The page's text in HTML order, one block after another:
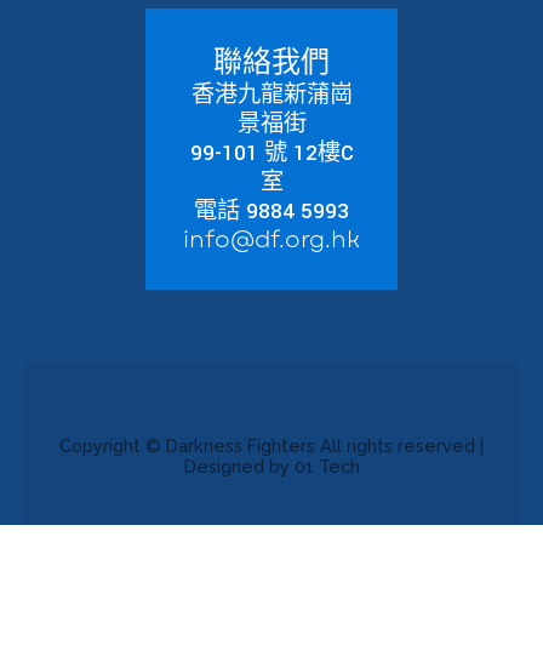
聯絡我們
香港九龍新蒲崗
景福街
99-101 號 12樓C
室
電話 9884 5993
info@df.org.hk
Copyright © Darkness Fighters All rights reserved |
Designed by 01 Tech